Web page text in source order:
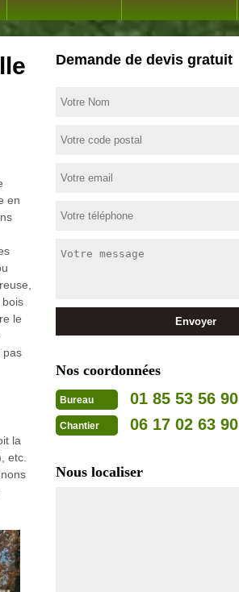
en
le
pas
la
etc.
Demande de devis gratuit
Nos coordonnées
Bureau 01 85 53 56 90
Chantier 06 17 02 63 90
Nous localiser